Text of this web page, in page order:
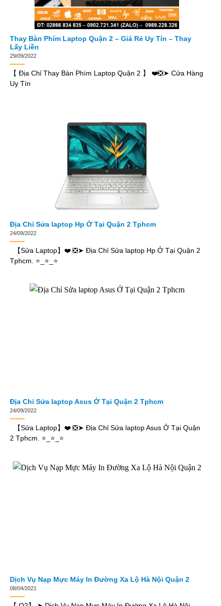
Thay Bàn Phím Laptop Quận 2 – Giá Rẻ Uy Tín – Thay
Lấy Liền
29/09/2022
【 Địa Chỉ Thay Bàn Phím Laptop Quận 2 】 ❤️❎➤ Cửa Hàng
Uy Tín
Địa Chỉ Sửa laptop Hp Ở Tại Quận 2 Tphcm
24/09/2022
【Sửa Laptop】❤️ ❎➤ Địa Chỉ Sửa laptop Hp Ở Tại Quận 2
Tphcm. ⭐_⭐_⭐
Địa Chỉ Sửa laptop Asus Ở Tại Quận 2 Tphcm
24/09/2022
【Sửa Laptop】❤️ ❎➤ Địa Chỉ Sửa laptop Asus Ở Tại Quận
2 Tphcm. ⭐_⭐_⭐
Dịch Vụ Nạp Mực Máy In Đường Xa Lộ Hà Nội Quận 2
08/04/2021